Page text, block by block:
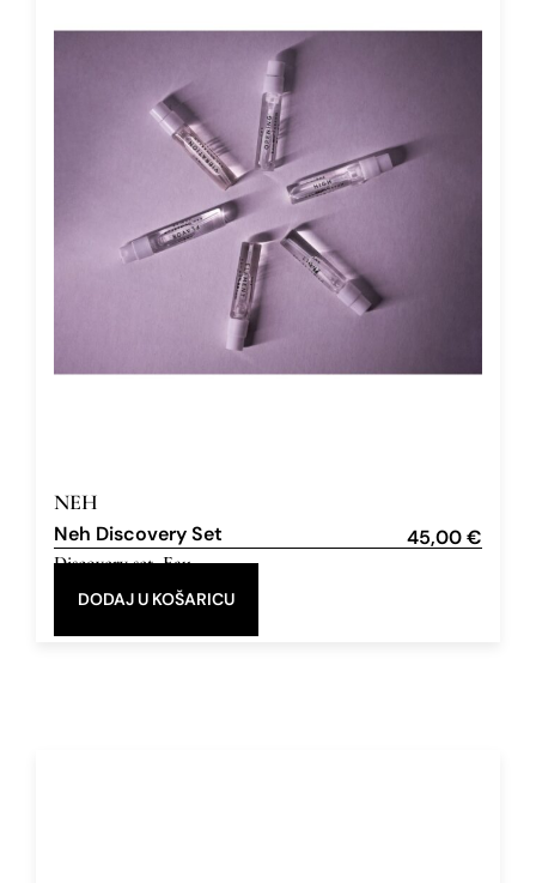
NEH
Neh Discovery Set 45,00€
Discovery set,Eau
de Parfum
DODAJ U KOŠARICU